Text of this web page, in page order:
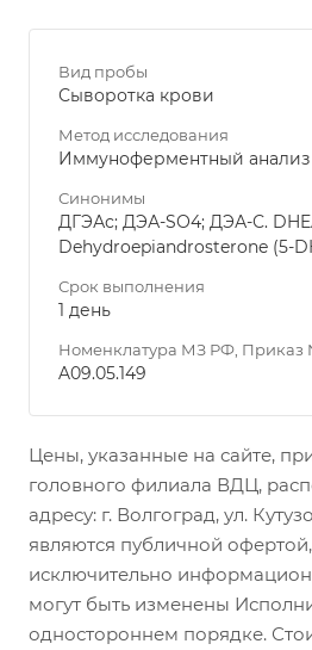
Вид пробы
Сыворотка крови
Метод исследования
Иммуноферментный
Синонимы
ДГЭАс; ДЭА-SО4; ДЭА-С.
Dehydroepiandrosterone (5-
Срок выполнения
1 день
Номенклатура МЗ РФ,
A09.05.149
Цены, указанные на сайте,
головного филиала ВДЦ,
адресу: г. Волгоград, ул.
являются публичной
исключительно
могут быть изменены
одностороннем порядке.